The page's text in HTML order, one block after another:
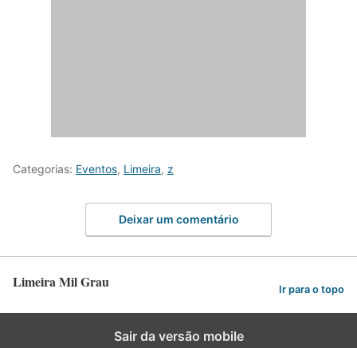
Categorias: Eventos, Limeira, z
Deixar um comentário
Limeira Mil Grau Ir para o topo
Sair da versão mobile